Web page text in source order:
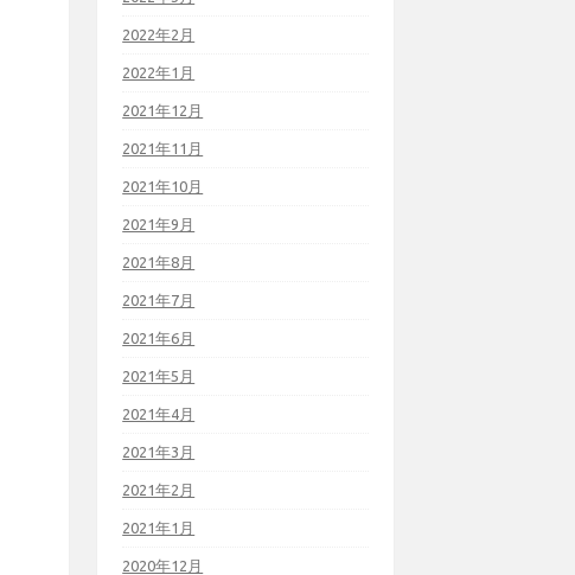
2022年2月
2022年1月
2021年12月
2021年11月
2021年10月
2021年9月
2021年8月
2021年7月
2021年6月
2021年5月
2021年4月
2021年3月
2021年2月
2021年1月
2020年12月